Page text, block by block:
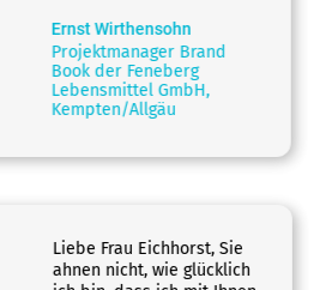
Ernst Wirthensohn
Projektmanager Brand
Book der Feneberg
Lebensmittel GmbH,
Kempten/Allgäu
Liebe Frau Eichhorst, Sie
ahnen nicht, wie glücklich